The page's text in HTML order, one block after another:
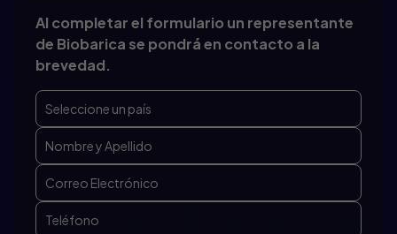
Al completar el formulario un representante
de Biobarica se pondrá en contacto a la
brevedad.